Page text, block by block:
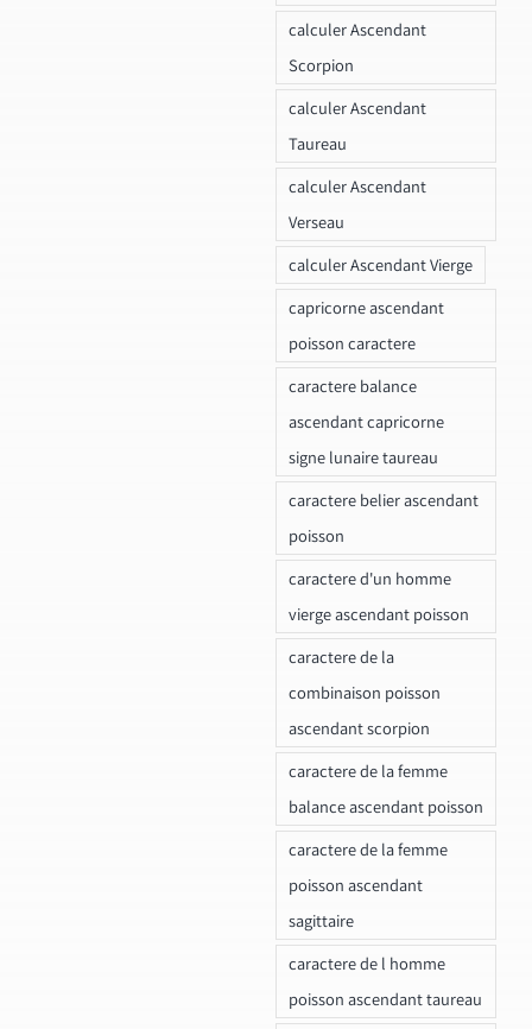
calculer Ascendant
Scorpion
calculer Ascendant
Taureau
calculer Ascendant
Verseau
calculer Ascendant Vierge
capricorne ascendant
poisson caractere
caractere balance
ascendant capricorne
signe lunaire taureau
caractere belier ascendant
poisson
caractere d'un homme
vierge ascendant poisson
caractere de la
combinaison poisson
ascendant scorpion
caractere de la femme
balance ascendant poisson
caractere de la femme
poisson ascendant
sagittaire
caractere de l homme
poisson ascendant taureau